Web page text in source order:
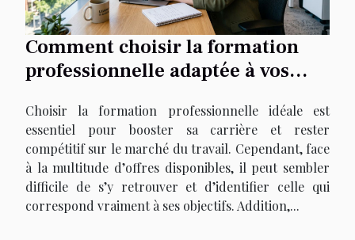
Comment choisir la formation
professionnelle adaptée à vos
Choisir la formation professionnelle idéale est
essentiel pour booster sa carrière et rester
compétitif sur le marché du travail. Cependant, face
à la multitude d’offres disponibles, il peut sembler
difficile de s’y retrouver et d’identifier celle qui
correspond vraiment à ses objectifs. Addition,...